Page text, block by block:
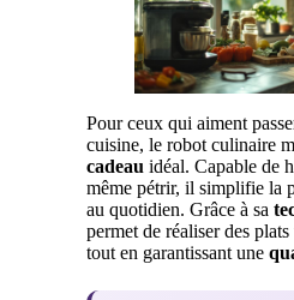
Pour ceux qui aiment
cuisine, le robot culinaire
cadeau idéal. Capable de
même pétrir, il simplifie la
au quotidien. Grâce à sa
permet de réaliser des
tout en garantissant une